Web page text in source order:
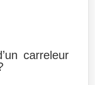
carreleur